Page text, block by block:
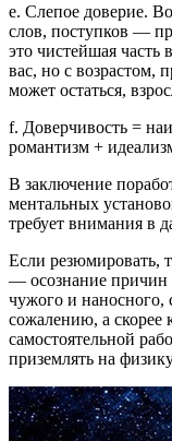
e. Слепое доверие.
слов, поступков —
это чистейшая часть
вас, но с возрастом,
может остаться,
f. Доверчивость =
романтизм +
В заключение
ментальных
требует внимания в
Если резюмировать,
— осознание причин
чужого и наносного,
сожалению, а скорее
самостоятельной
приземлять на